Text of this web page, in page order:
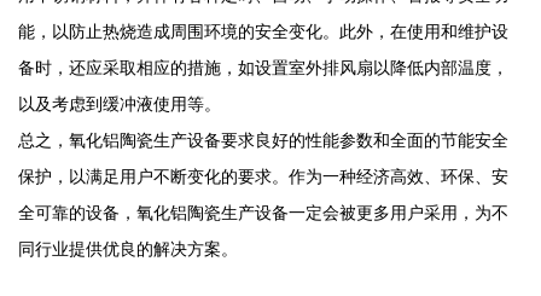
能，以防止热烧造成周围环境的安全变化。此外，在使用和维护设
备时，还应采取相应的措施，如设置室外排风扇以降低内部温度，
以及考虑到缓冲液使用等。
总之，氧化铝陶瓷生产设备要求良好的性能参数和全面的节能安全
保护，以满足用户不断变化的要求。作为一种经济高效、环保、安
全可靠的设备，氧化铝陶瓷生产设备一定会被更多用户采用，为不
同行业提供优良的解决方案。